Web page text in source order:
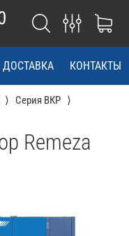
ДОСТАВКА КОНТАКТЫ
Серия ВКР
Remeza